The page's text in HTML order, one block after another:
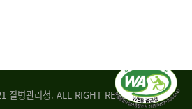
질병관리청. ALL RIGHT RESERVED